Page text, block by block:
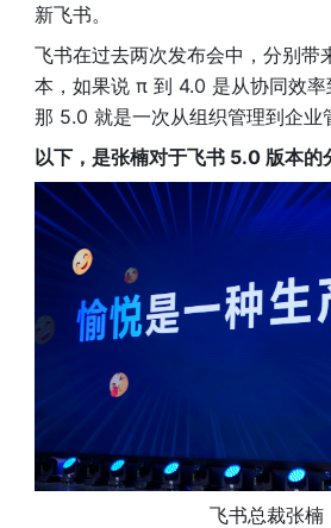
新飞书。
飞书在过去两次发布会中，分别带
本，如果说 π 到 4.0 是从协同效率
那 5.0 就是一次从组织管理到企业
以下，是张楠对于飞书 5.0 版本的
飞书总裁张楠